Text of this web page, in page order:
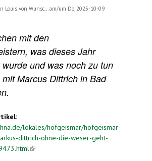
Louis von Wunsc...
am/um Do, 2025-10-09
mit den
was dieses Jahr
und was noch zu tun
Marcus Dittrich in Bad
lokales/hofgeismar/hofgeismar-
dittrich-ohne-die-weser-geht-
(link is external)